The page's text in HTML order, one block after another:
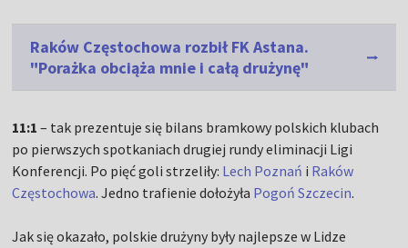
Raków Częstochowa rozbił FK Astana.
"Porażka obciąża mnie i całą drużynę"
11:1 – tak prezentuje się bilans bramkowy polskich klubach
po pierwszych spotkaniach drugiej rundy eliminacji Ligi
Konferencji. Po pięć goli strzeliły: Lech Poznań i Raków
Częstochowa. Jedno trafienie dołożyła Pogoń Szczecin.
Jak się okazało, polskie drużyny były najlepsze w Lidze